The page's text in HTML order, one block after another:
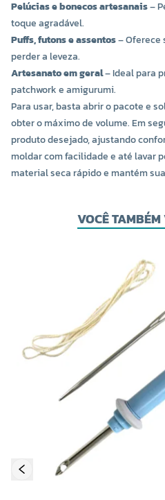
Pelúcias e bonecos artesanais–
toque agradável.
Puffs, futons e assentos– Oferece
perder a leveza.
Artesanato em geral– Ideal para
patchwork e amigurumi.
Para usar, basta abrir o pacote e
obter o máximo de volume. Em
produto desejado, ajustando
moldar com facilidade e até lavar
material seca rápido e mantém
VOCÊ